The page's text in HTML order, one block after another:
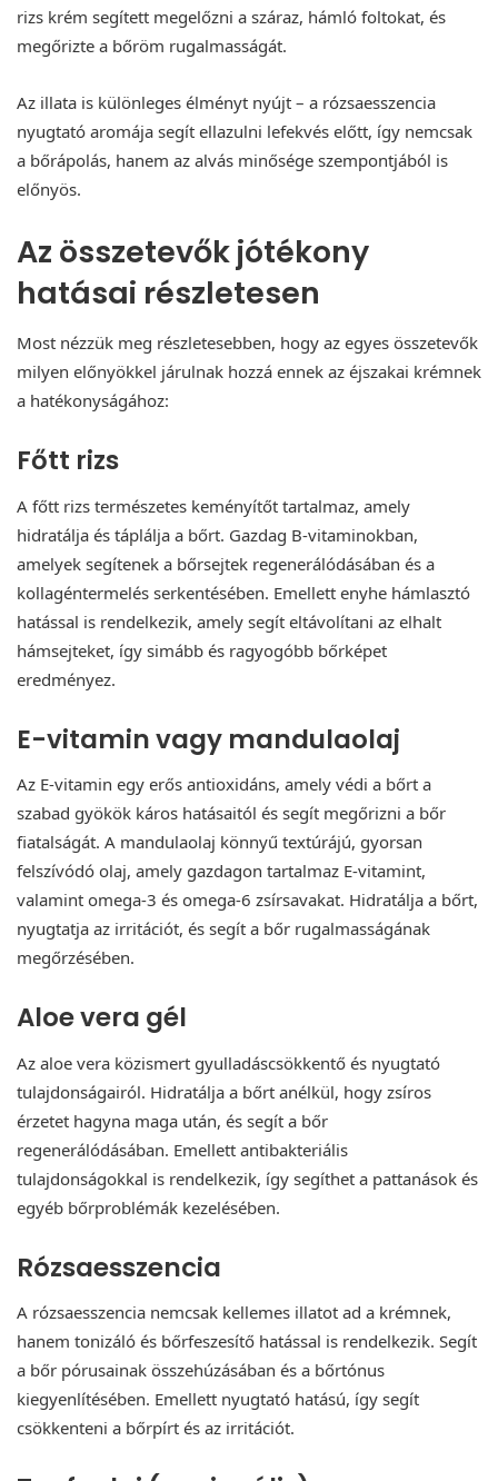
rizs krém segített megelőzni a száraz, hámló foltokat, és
megőrizte a bőröm rugalmasságát.
Az illata is különleges élményt nyújt – a rózsaesszencia
nyugtató aromája segít ellazulni lefekvés előtt, így nemcsak
a bőrápolás, hanem az alvás minősége szempontjából is
előnyös.
Az összetevők jótékony
hatásai részletesen
Most nézzük meg részletesebben, hogy az egyes összetevők
milyen előnyökkel járulnak hozzá ennek az éjszakai krémnek
a hatékonyságához:
Főtt rizs
A főtt rizs természetes keményítőt tartalmaz, amely
hidratálja és táplálja a bőrt. Gazdag B-vitaminokban,
amelyek segítenek a bőrsejtek regenerálódásában és a
kollagéntermelés serkentésében. Emellett enyhe hámlasztó
hatással is rendelkezik, amely segít eltávolítani az elhalt
hámsejteket, így simább és ragyogóbb bőrképet
eredményez.
E-vitamin vagy mandulaolaj
Az E-vitamin egy erős antioxidáns, amely védi a bőrt a
szabad gyökök káros hatásaitól és segít megőrizni a bőr
fiatalságát. A mandulaolaj könnyű textúrájú, gyorsan
felszívódó olaj, amely gazdagon tartalmaz E-vitamint,
valamint omega-3 és omega-6 zsírsavakat. Hidratálja a bőrt,
nyugtatja az irritációt, és segít a bőr rugalmasságának
megőrzésében.
Aloe vera gél
Az aloe vera közismert gyulladáscsökkentő és nyugtató
tulajdonságairól. Hidratálja a bőrt anélkül, hogy zsíros
érzetet hagyna maga után, és segít a bőr
regenerálódásában. Emellett antibakteriális
tulajdonságokkal is rendelkezik, így segíthet a pattanások és
egyéb bőrproblémák kezelésében.
Rózsaesszencia
A rózsaesszencia nemcsak kellemes illatot ad a krémnek,
hanem tonizáló és bőrfeszesítő hatással is rendelkezik. Segít
a bőr pórusainak összehúzásában és a bőrtónus
kiegyenlítésében. Emellett nyugtató hatású, így segít
csökkenteni a bőrpírt és az irritációt.